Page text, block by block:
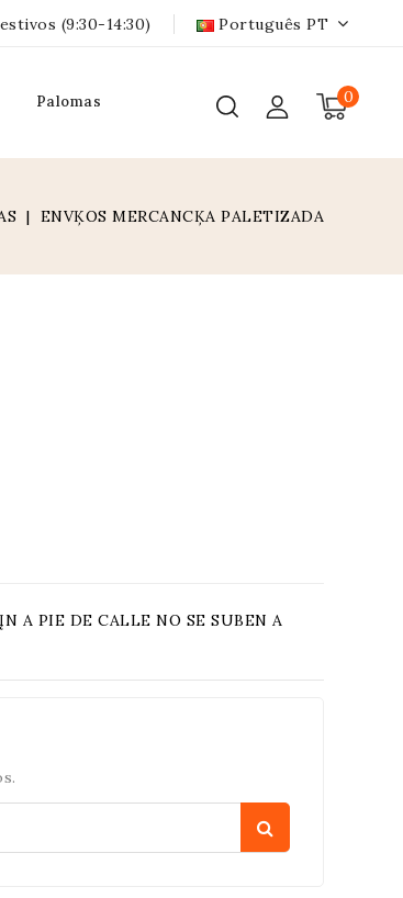
(9:30-14:30) Português PT
0
Palomas
ENVĶOS MERCANCĶA PALETIZADA
A PIE DE CALLE NO SE SUBEN A